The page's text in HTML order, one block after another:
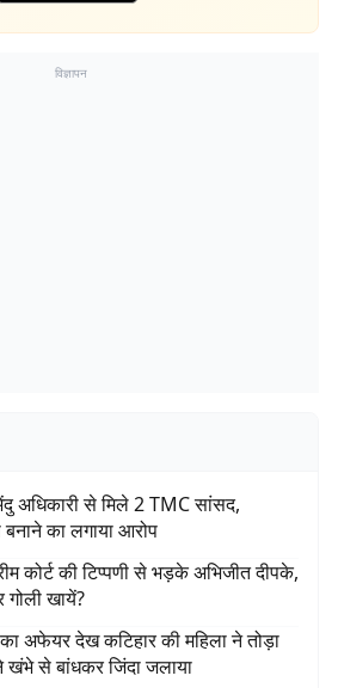
विज्ञापन
अधिकारी से मिले 2 TMC सांसद,
बनाने का लगाया आरोप
कोर्ट की टिप्पणी से भड़के अभिजीत दीपके,
गोली खायें?
अफेयर देख कटिहार की महिला ने तोड़ा
खंभे से बांधकर जिंदा जलाया